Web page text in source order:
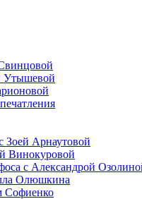
Утышевой
Зоей Арнаутовой
Винокуровой
с Александрой
Олюшкина
Софиенко